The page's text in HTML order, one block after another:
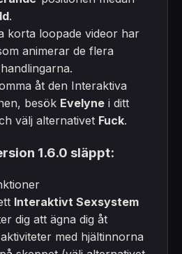
.
korta loopade videor har
animerar de flera
åt den Interaktiva
besök Evelyne i ditt
välj alternativet Fuck.
1.6.0 släppt:
Interaktivt Sexsystem
dig att ägna dig åt
med hjältinnorna